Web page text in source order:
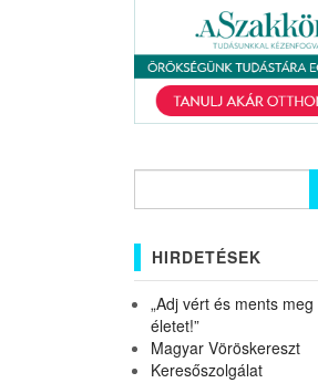
HIRDETÉSEK
„Adj vért és ments
életet!”
Magyar Vöröskereszt
Keresőszolgálat